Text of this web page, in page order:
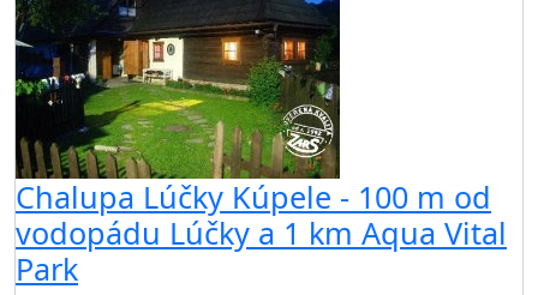
Chalupa Lúčky Kúpele - 100 m od
vodopádu Lúčky a 1 km Aqua Vital
Park